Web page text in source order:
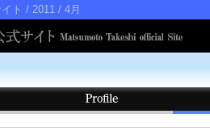
ト / 2011 / 4月